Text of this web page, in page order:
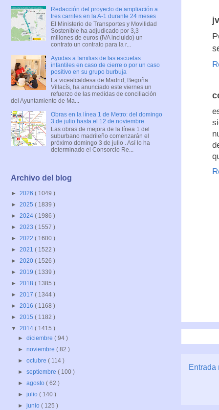
Entrada
Redacción del proyecto de ampliación a
tres carriles en la A-1 durante 24 meses
El Ministerio de Transportes y Movilidad
Sostenible ha adjudicado por 3,3
millones de euros (IVA incluido) un
contrato un contrato para la r...
Ayudas a familias de las escuelas
infantiles en caso de cierre o por un caso
positivo en su grupo burbuja
La vicealcaldesa de Madrid, Begoña
Villacís, ha anunciado este viernes un
refuerzo de las medidas de conciliación
del Ayuntamiento de Ma...
Obras en la línea 1 de Metro: del domingo
3 de julio hasta el 12 de noviembre
Las obras de mejora de la línea 1 del
suburbano madrileño comenzarán el
próximo domingo 3 de julio . Así lo ha
determinado el Consorcio Re...
Archivo del blog
► 2026 ( 1049 )
► 2025 ( 1839 )
► 2024 ( 1986 )
► 2023 ( 1557 )
► 2022 ( 1600 )
► 2021 ( 1522 )
► 2020 ( 1526 )
► 2019 ( 1339 )
► 2018 ( 1385 )
► 2017 ( 1344 )
► 2016 ( 1168 )
► 2015 ( 1182 )
▼ 2014 ( 1415 )
►diciembre( 94 )
►noviembre( 82 )
►octubre( 114 )
►septiembre( 100 )
►agosto( 62 )
►julio( 140 )
►junio( 125 )